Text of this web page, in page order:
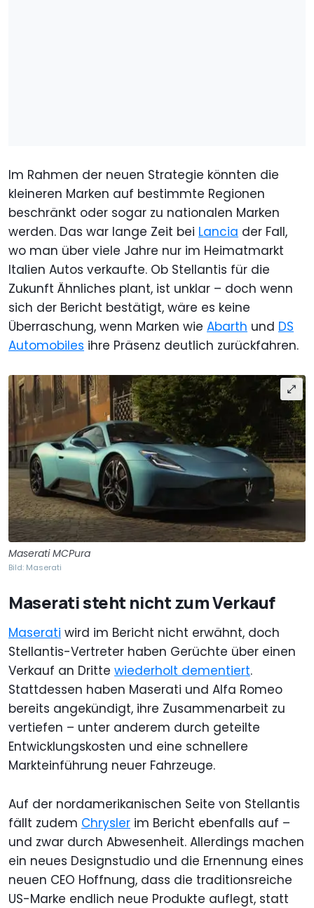
Im Rahmen der neuen Strategie könnten die
kleineren Marken auf bestimmte Regionen
beschränkt oder sogar zu nationalen Marken
werden. Das war lange Zeit bei Lancia der Fall,
wo man über viele Jahre nur im Heimatmarkt
Italien Autos verkaufte. Ob Stellantis für die
Zukunft Ähnliches plant, ist unklar – doch wenn
sich der Bericht bestätigt, wäre es keine
Überraschung, wenn Marken wie Abarth und DS
Automobiles ihre Präsenz deutlich zurückfahren.
Maserati MCPura
Bild: Maserati
Maserati steht nicht zum Verkauf
Maserati wird im Bericht nicht erwähnt, doch
Stellantis-Vertreter haben Gerüchte über einen
Verkauf an Dritte wiederholt dementiert.
Stattdessen haben Maserati und Alfa Romeo
bereits angekündigt, ihre Zusammenarbeit zu
vertiefen – unter anderem durch geteilte
Entwicklungskosten und eine schnellere
Markteinführung neuer Fahrzeuge.
Auf der nordamerikanischen Seite von Stellantis
fällt zudem Chrysler im Bericht ebenfalls auf –
und zwar durch Abwesenheit. Allerdings machen
ein neues Designstudio und die Ernennung eines
neuen CEO Hoffnung, dass die traditionsreiche
US-Marke endlich neue Produkte auflegt, statt